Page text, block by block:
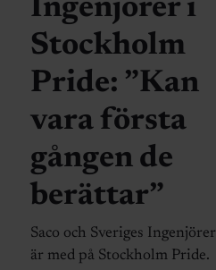
Ingenjörer i
Stockholm
Pride: ”Kan
vara första
gången de
berättar”
Saco och Sveriges Ingenjörer
är med på Stockholm Pride.